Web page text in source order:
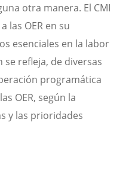
otra manera. El CMI
las OER en su
esenciales en la labor
se refleja, de diversas
programática
OER, según la
y las prioridades